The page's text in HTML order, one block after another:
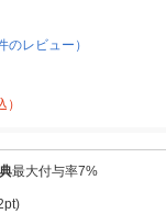
のレビュー）
）
最大付与率7%